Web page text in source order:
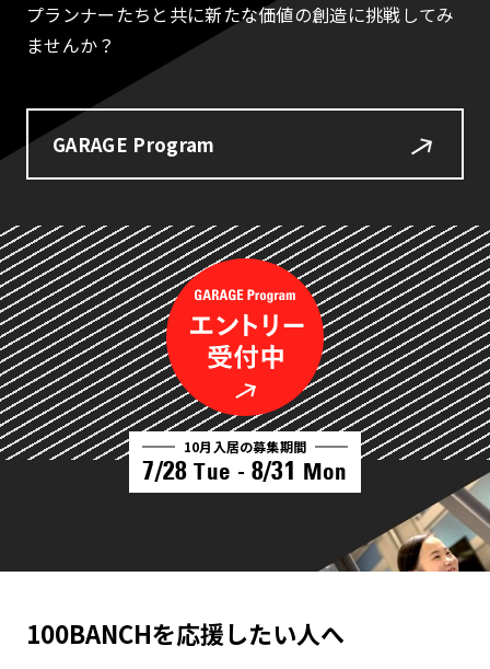
プランナーたちと共に新たな価値の創造に挑戦してみ
ませんか？
GARAGE Program
10月入居の募集期間
7/28 Tue - 8/31 Mon
100BANCHを応援したい人へ